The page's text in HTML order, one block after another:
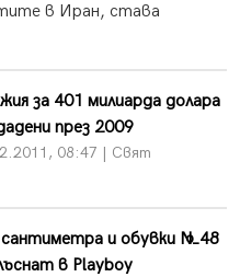
в Иран, става
за 401 милиарда долара
през 2009
08:47 | Свят
и обувки №48
в Playboy